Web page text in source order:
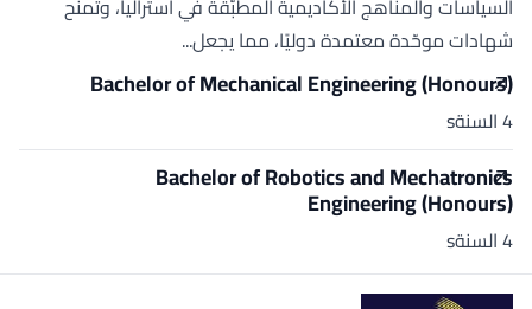
السياسات والمناهج الأكاديمية المطبّقة في أستراليا، وتمنح
شهادات موحّدة معتمدة دوليًا، مما يجعل...
Bachelor of Mechanical Engineering (Honours)
4 السنةs
Bachelor of Robotics and Mechatronics
Engineering (Honours)
4 السنةs